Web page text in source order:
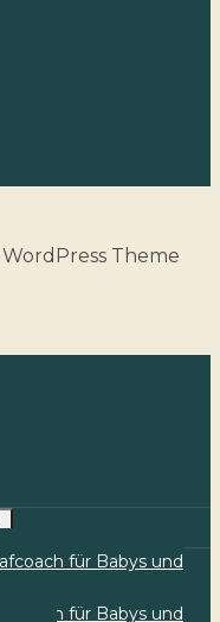
Theme
für Babys und
für Babys und